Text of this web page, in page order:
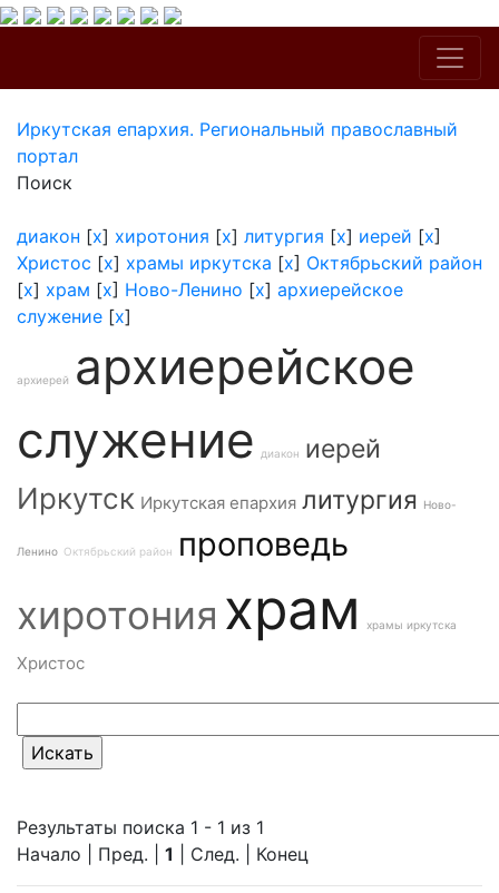
Иркутская епархия. Региональный православный
портал
Поиск
диакон [x] хиротония [x] литургия [x] иерей [x]
Христос [x] храмы иркутска [x] Октябрьский район
[x] храм [x] Ново-Ленино [x] архиерейское
служение [x]
архиерей
архиерейское
служение
диакон иерей
Иркутск Иркутская епархия литургия Ново-
Ленино Октябрьский район проповедь
хиротония храм храмы иркутска
Христос
Результаты поиска 1 - 1 из 1
Начало | Пред. | 1 | След. | Конец